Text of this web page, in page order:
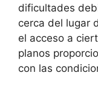
dificultades
cerca del lugar
el acceso a
planos
con las